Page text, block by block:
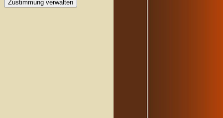
Zustimmung verwalten